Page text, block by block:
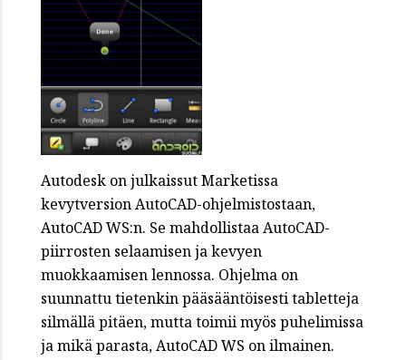
Autodesk on julkaissut Marketissa
kevytversion AutoCAD-ohjelmistostaan,
AutoCAD WS:n. Se mahdollistaa AutoCAD-
piirrosten selaamisen ja kevyen
muokkaamisen lennossa. Ohjelma on
suunnattu tietenkin pääsääntöisesti tabletteja
silmällä pitäen, mutta toimii myös puhelimissa
ja mikä parasta, AutoCAD WS on ilmainen.